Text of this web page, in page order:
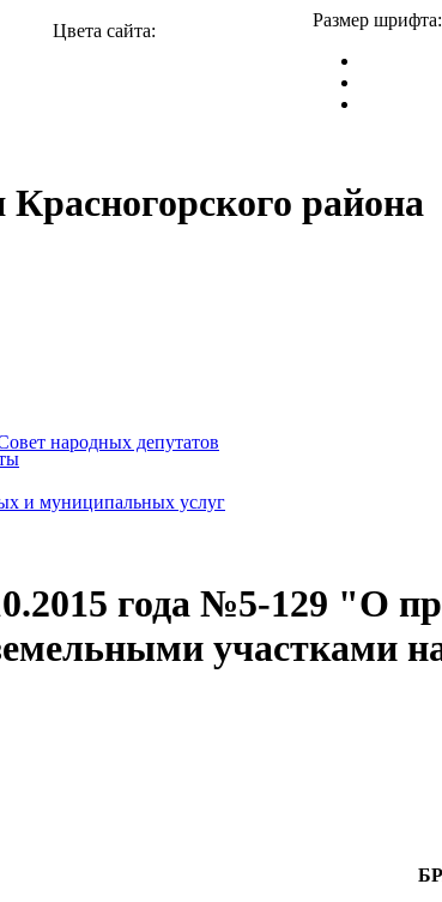
Цвета сайта:
Размер шрифта:
района
народных депутатов
и муниципальных услуг
года №5-129 "О
участками